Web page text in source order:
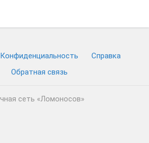
Конфиденциальность
Cправка
Обратная связь
сеть «Ломоносов»